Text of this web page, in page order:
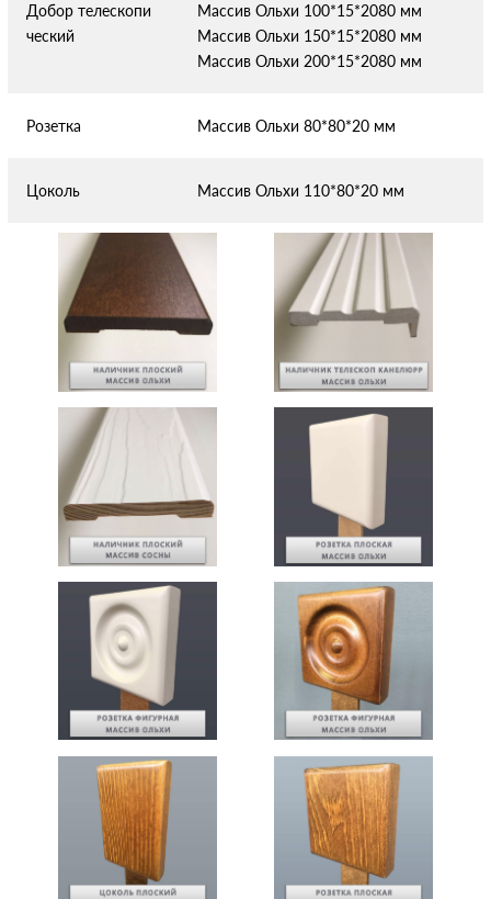
Добор телескопи
ческий
Массив Ольхи 100*15*2080 мм
Массив Ольхи 150*15*2080 мм
Массив Ольхи 200*15*2080 мм
Розетка Массив Ольхи 80*80*20 мм
Цоколь Массив Ольхи 110*80*20 мм